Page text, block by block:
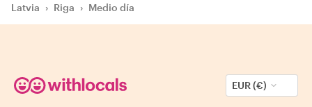
Latvia › Riga › Medio día
EUR (€)